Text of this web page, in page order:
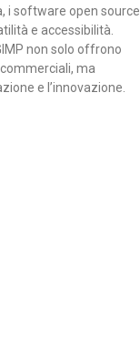
i software open source
e accessibilità.
non solo offrono
ma
e l’innovazione.